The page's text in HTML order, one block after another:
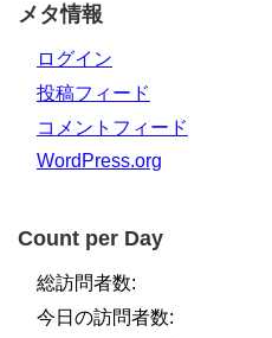
メタ情報
ログイン
投稿フィード
コメントフィード
WordPress.org
Count per Day
総訪問者数:
今日の訪問者数: